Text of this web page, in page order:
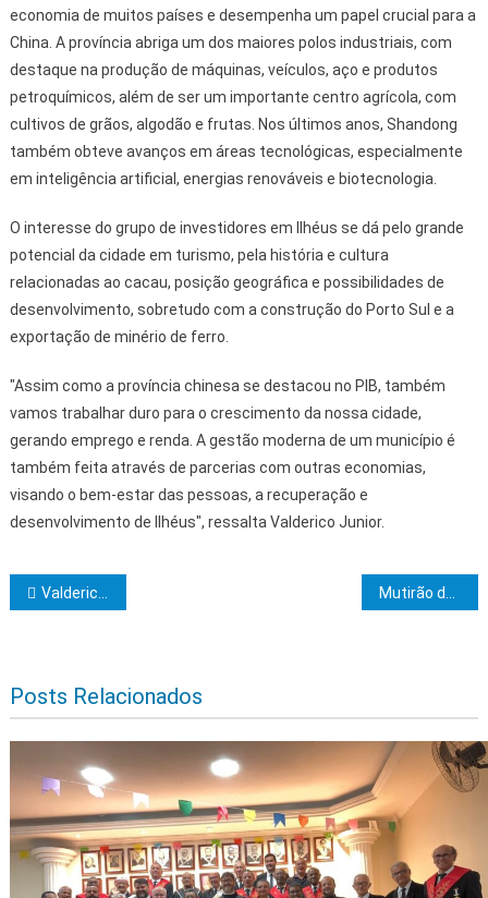
economia de muitos países e desempenha um papel crucial para a
China. A província abriga um dos maiores polos industriais, com
destaque na produção de máquinas, veículos, aço e produtos
petroquímicos, além de ser um importante centro agrícola, com
cultivos de grãos, algodão e frutas. Nos últimos anos, Shandong
também obteve avanços em áreas tecnológicas, especialmente
em inteligência artificial, energias renováveis e biotecnologia.
O interesse do grupo de investidores em Ilhéus se dá pelo grande
potencial da cidade em turismo, pela história e cultura
relacionadas ao cacau, posição geográfica e possibilidades de
desenvolvimento, sobretudo com a construção do Porto Sul e a
exportação de minério de ferro.
"Assim como a província chinesa se destacou no PIB, também
vamos trabalhar duro para o crescimento da nossa cidade,
gerando emprego e renda. A gestão moderna de um município é
também feita através de parcerias com outras economias,
visando o bem-estar das pessoas, a recuperação e
desenvolvimento de Ilhéus", ressalta Valderico Junior.
Navegação de Post
Valderico Junior articula parceria com investidores chineses para o desenvolvimento de Ilhéus
Posts Relacionados